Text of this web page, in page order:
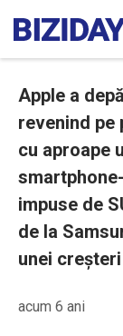
Apple a
revenind pe
cu aproape
impuse de
de la
unei
acum 6 ani